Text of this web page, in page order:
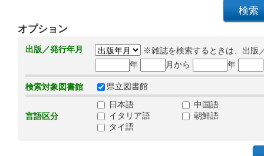
オプション
出版／発行年月
※雑誌を検索するときは、出版
年
月から 年
検索対象図書館 県立図書館
言語区分
日本語
中国語
イタリア語
朝鮮語
タイ語